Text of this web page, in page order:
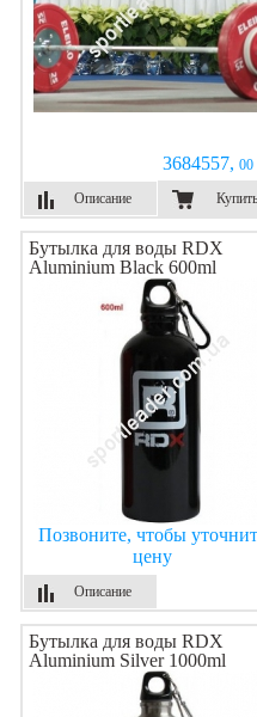
3684557, 00
Описание
Купить
Бутылка для воды RDX
Aluminium Black 600ml
Позвоните, чтобы
цену
Описание
Бутылка для воды RDX
Aluminium Silver 1000ml